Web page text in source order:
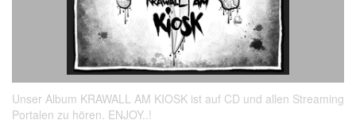
Unser Album KRAWALL AM KIOSK ist auf CD und allen Streaming
Portalen zu hören. ENJOY..!